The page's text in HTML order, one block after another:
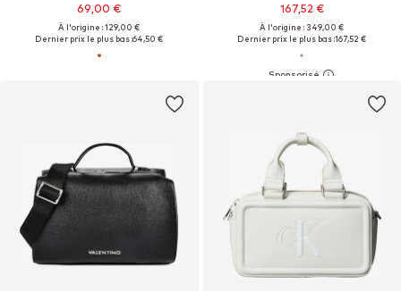
69,00 €
À l'origine : 129,00 €
Dernier prix le plus bas :64,50 €
167,52 €
À l'origine : 349,00 €
Dernier prix le plus bas :167,52 €